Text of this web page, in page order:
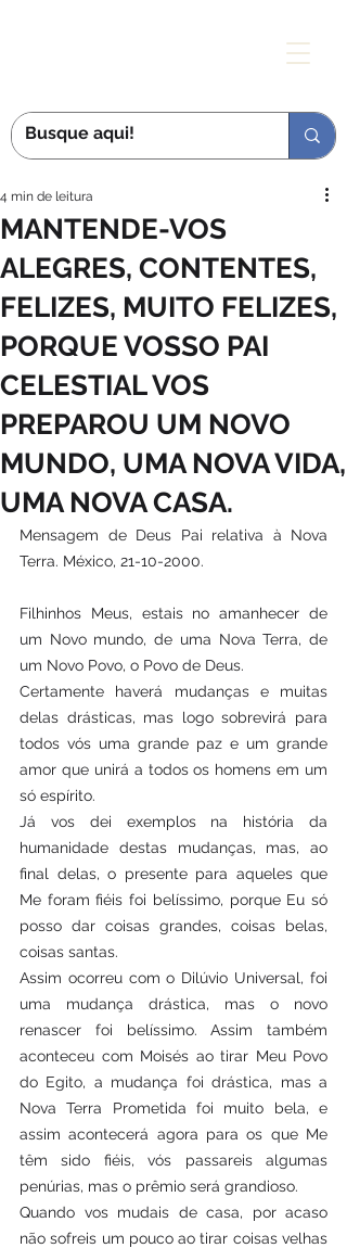
MANTENDE-VOS
ALEGRES, CONTENTES,
FELIZES, MUITO FELIZES,
PORQUE VOSSO PAI
CELESTIAL VOS
PREPAROU UM NOVO
MUNDO, UMA NOVA VIDA,
UMA NOVA CASA.
4 min de leitura
Mensagem de Deus Pai relativa à Nova
Terra. México, 21-10-2000.
Filhinhos Meus, estais no amanhecer de
um Novo mundo, de uma Nova Terra, de
um Novo Povo, o Povo de Deus.
Certamente haverá mudanças e muitas
delas drásticas, mas logo sobrevirá para
todos vós uma grande paz e um grande
amor que unirá a todos os homens em um
só espírito.
Já vos dei exemplos na história da
humanidade destas mudanças, mas, ao
final delas, o presente para aqueles que
Me foram fiéis foi belíssimo, porque Eu só
posso dar coisas grandes, coisas belas,
coisas santas.
Assim ocorreu com o Dilúvio Universal, foi
uma mudança drástica, mas o novo
renascer foi belíssimo. Assim também
aconteceu com Moisés ao tirar Meu Povo
do Egito, a mudança foi drástica, mas a
Nova Terra Prometida foi muito bela, e
assim acontecerá agora para os que Me
têm sido fiéis, vós passareis algumas
penúrias, mas o prêmio será grandioso.
Quando vos mudais de casa, por acaso
não sofreis um pouco ao tirar coisas velhas